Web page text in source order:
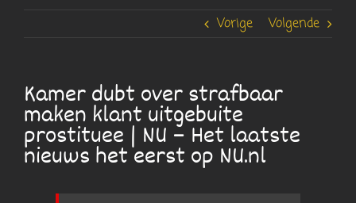
Vorige Volgende
Kamer dubt over strafbaar
maken klant uitgebuite
prostituee | NU – Het laatste
nieuws het eerst op NU.nl